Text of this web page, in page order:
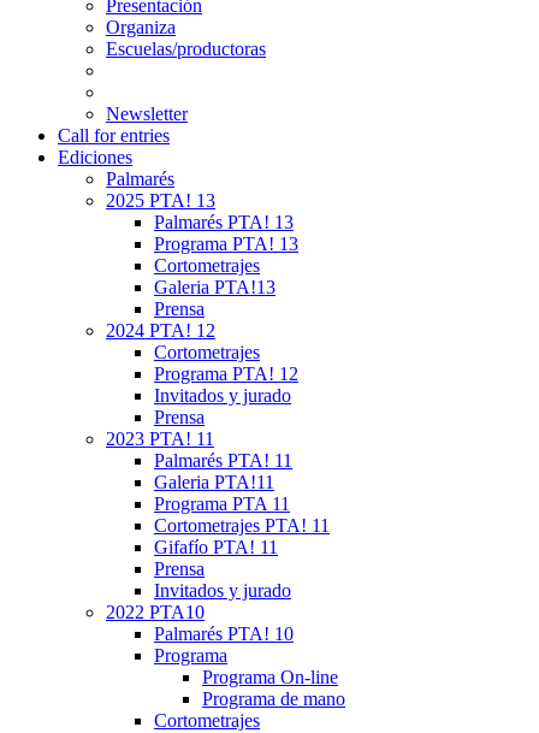
Presentación
Organiza
Escuelas/productoras
Newsletter
Call for entries
Ediciones
Palmarés
2025 PTA! 13
Palmarés PTA! 13
Programa PTA! 13
Cortometrajes
Galeria PTA!13
Prensa
2024 PTA! 12
Cortometrajes
Programa PTA! 12
Invitados y jurado
Prensa
2023 PTA! 11
Palmarés PTA! 11
Galeria PTA!11
Programa PTA 11
Cortometrajes PTA! 11
Gifafío PTA! 11
Prensa
Invitados y jurado
2022 PTA10
Palmarés PTA! 10
Programa
Programa On-line
Programa de mano
Cortometrajes